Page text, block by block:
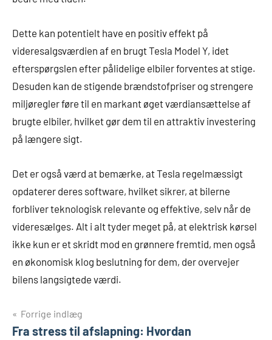
Dette kan potentielt have en positiv effekt på
videresalgsværdien af en brugt Tesla Model Y, idet
efterspørgslen efter pålidelige elbiler forventes at stige.
Desuden kan de stigende brændstofpriser og strengere
miljøregler føre til en markant øget værdiansættelse af
brugte elbiler, hvilket gør dem til en attraktiv investering
på længere sigt.
Det er også værd at bemærke, at Tesla regelmæssigt
opdaterer deres software, hvilket sikrer, at bilerne
forbliver teknologisk relevante og effektive, selv når de
videresælges. Alt i alt tyder meget på, at elektrisk kørsel
ikke kun er et skridt mod en grønnere fremtid, men også
en økonomisk klog beslutning for dem, der overvejer
bilens langsigtede værdi.
Indlægsnavigation
Forrige indlæg
Fra stress til afslapning: Hvordan